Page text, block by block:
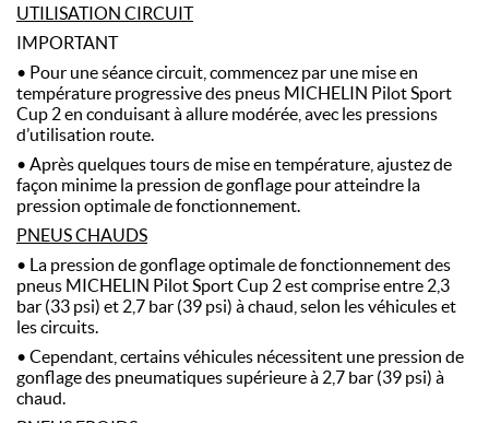
UTILISATION CIRCUIT
IMPORTANT
• Pour une séance circuit, commencez par une mise en
température progressive des pneus MICHELIN Pilot Sport
Cup 2 en conduisant à allure modérée, avec les pressions
d’utilisation route.
• Après quelques tours de mise en température, ajustez de
façon minime la pression de gonflage pour atteindre la
pression optimale de fonctionnement.
PNEUS CHAUDS
• La pression de gonflage optimale de fonctionnement des
pneus MICHELIN Pilot Sport Cup 2 est comprise entre 2,3
bar (33 psi) et 2,7 bar (39 psi) à chaud, selon les véhicules et
les circuits.
• Cependant, certains véhicules nécessitent une pression de
gonflage des pneumatiques supérieure à 2,7 bar (39 psi) à
chaud.